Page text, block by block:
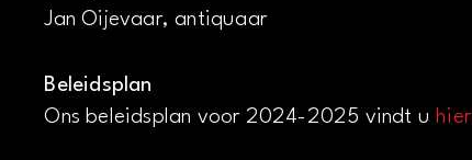
Jan Oijevaar, antiquaar
Beleidsplan
Ons beleidsplan voor 2024-2025 vindt uhier